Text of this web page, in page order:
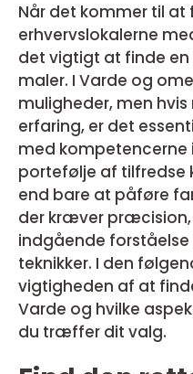
Når det kommer til
erhvervslokalerne
det vigtigt at finde
maler. I Varde og
muligheder, men
erfaring, er det
med kompetencerne
portefølje af tilfredse
end bare at påføre
der kræver
indgående
teknikker. I den
vigtigheden af at
Varde og hvilke
du træffer dit valg.